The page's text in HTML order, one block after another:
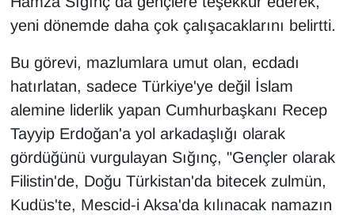
yeni dönemde daha çok çalışacaklarını belirtti.
Bu görevi, mazlumlara umut olan, ecdadı
hatırlatan, sadece Türkiye'ye değil İslam
alemine liderlik yapan Cumhurbaşkanı Recep
Tayyip Erdoğan'a yol arkadaşlığı olarak
gördüğünü vurgulayan Sığınç, "Gençler olarak
Filistin'de, Doğu Türkistan'da bitecek zulmün,
Kudüs'te, Mescid-i Aksa'da kılınacak namazın